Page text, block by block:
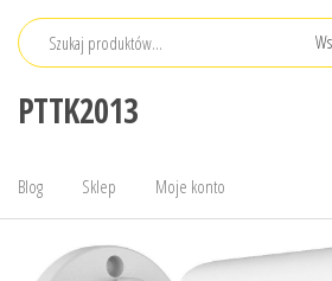
Przejdź
PTTK2013
Blog Sklep Moje konto